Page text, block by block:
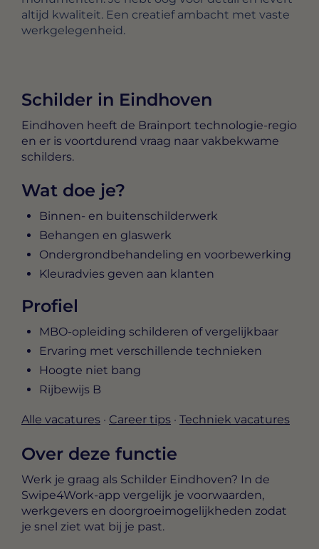
altijd kwaliteit. Een creatief ambacht met vaste
werkgelegenheid.
Schilder in Eindhoven
Eindhoven heeft de Brainport technologie-regio
en er is voortdurend vraag naar vakbekwame
schilders.
Wat doe je?
Binnen- en buitenschilderwerk
Behangen en glaswerk
Ondergrondbehandeling en voorbewerking
Kleuradvies geven aan klanten
Profiel
MBO-opleiding schilderen of vergelijkbaar
Ervaring met verschillende technieken
Hoogte niet bang
Rijbewijs B
Alle vacatures · Career tips · Techniek vacatures
Over deze functie
Werk je graag als Schilder Eindhoven? In de
Swipe4Work-app vergelijk je voorwaarden,
werkgevers en doorgroeimogelijkheden zodat
je snel ziet wat bij je past.